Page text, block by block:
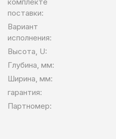
комплекте
поставки:
Вариант
исполнения:
Высота, U:
Глубина, мм:
Ширина, мм:
гарантия:
Партномер: